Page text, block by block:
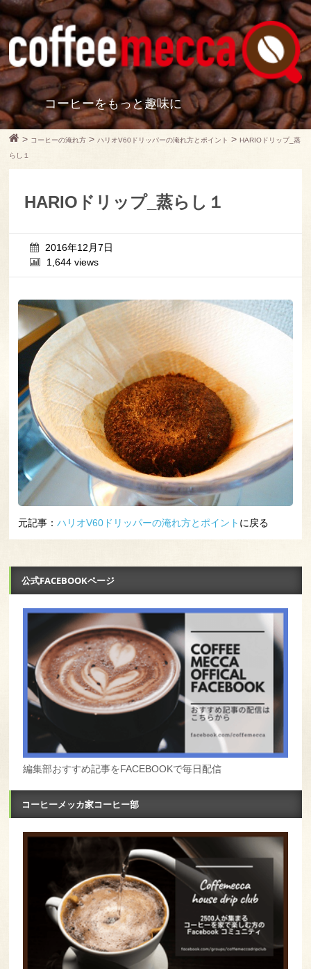
コーヒーをもっと趣味に
> コーヒーの淹れ方 > ハリオV60ドリッパーの淹れ方とポイント >HARIOドリップ_蒸
らし１
HARIOドリップ_蒸らし１
2016年12月7日
1,644 views
元記事： ハリオV60ドリッパーの淹れ方とポイント に戻る
公式FACEBOOKページ
編集部おすすめ記事をFACEBOOKで毎日配信
コーヒーメッカ家コーヒー部